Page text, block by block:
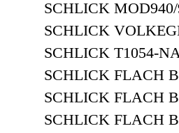
SCHLICK
SCHLICK
SCHLICK T1054-
SCHLICK FLACH
SCHLICK FLACH
SCHLICK FLACH